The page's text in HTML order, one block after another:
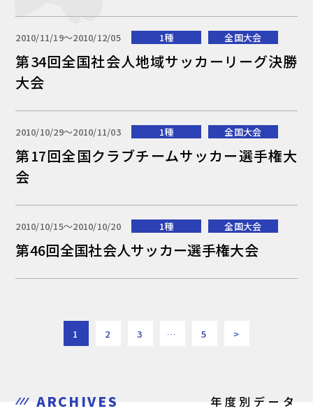
2010/11/19〜2010/12/05 1種 全国大会
第34回全国社会人地域サッカーリーグ決勝
大会
2010/10/29〜2010/11/03 1種 全国大会
第17回全国クラブチームサッカー選手権大
会
2010/10/15〜2010/10/20 1種 全国大会
第46回全国社会人サッカー選手権大会
1 2 3 … 5 >
ARCHIVES 年度別データ